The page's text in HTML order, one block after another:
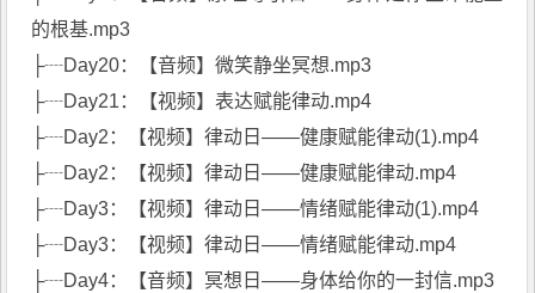
的根基.mp3
├┈Day20：【音频】微笑静坐冥想.mp3
├┈Day21：【视频】表达赋能律动.mp4
├┈Day2：【视频】律动日——健康赋能律动(1).mp4
├┈Day2：【视频】律动日——健康赋能律动.mp4
├┈Day3：【视频】律动日——情绪赋能律动(1).mp4
├┈Day3：【视频】律动日——情绪赋能律动.mp4
├┈Day4：【音频】冥想日——身体给你的一封信.mp3